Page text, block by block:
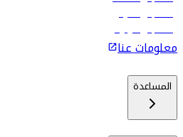
رحلات إلى ماليه
رحلات إلى كولومبو
معلومات عنا
المساعدة